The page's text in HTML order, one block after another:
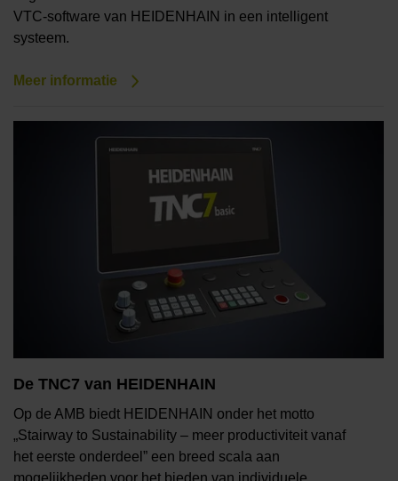
VTC-software van HEIDENHAIN in een intelligent
systeem.
Meer informatie
De TNC7 van HEIDENHAIN
Op de AMB biedt HEIDENHAIN onder het motto
„Stairway to Sustainability – meer productiviteit vanaf
het eerste onderdeel” een breed scala aan
mogelijkheden voor het bieden van individuele